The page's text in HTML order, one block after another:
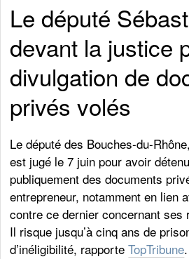
Le député
devant la justice
divulgation de
privés volés
Le député des Bouches-du-
est jugé le 7 juin pour avoir
publiquement des documents
entrepreneur, notamment en lien
contre ce dernier concernant ses
Il risque jusqu’à cinq ans de
d’inéligibilité, rapporteTopTribune.